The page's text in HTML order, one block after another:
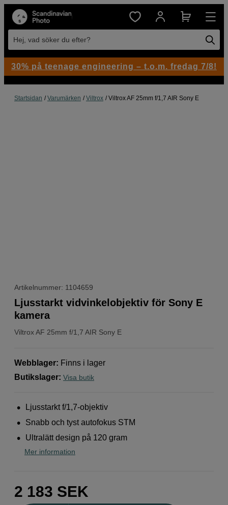
Hej, vad söker du efter?
Startsidan Varumärken Viltrox Viltrox AF 25mm f/1,7 AIR Sony E
Artikelnummer: 1104659
ViltroxAF 25mm f/1,7 AIR Sony E
Ljusstarkt vidvinkelobjektiv för Sony E
kamera
Webblager: Finns i lager
Butikslager: Visa butik
Ljusstarkt f/1,7-objektiv
Snabb och tyst autofokus STM
Ultralätt design på 120 gram
Mer information
2 183 SEK
30% på teenage engineering – t.o.m. fredag 7/8!